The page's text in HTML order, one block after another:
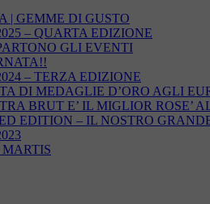
| GEMME DI GUSTO
– QUARTA EDIZIONE
GLI EVENTI
– TERZA EDIZIONE
DI MEDAGLIE D’ORO AGLI
BRUT E’ IL MIGLIOR ROSE’
EDITION – IL NOSTRO